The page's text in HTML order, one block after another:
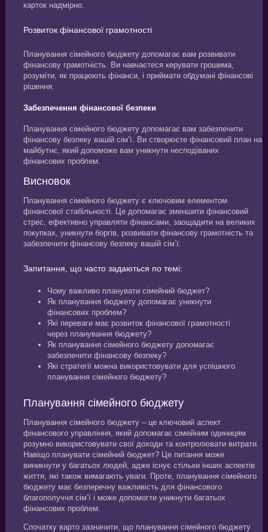
карток надмірно.
Розвиток фінансової грамотності
Планування сімейного бюджету допомагає вам розвивати
фінансову грамотність. Ви навчаєтеся керувати грошима,
розуміти, як працюють фінанси, і приймати обдумані фінансові
рішення.
Забезпечення фінансової безпеки
Планування сімейного бюджету допомагає вам забезпечити
фінансову безпеку вашій сім’ї. Ви створюєте фінансовий план на
майбутнє, який допоможе вам уникнути несподіваних
фінансових проблем.
Висновок
Планування сімейного бюджету є ключовим елементом
фінансової стабільності. Це допомагає зменшити фінансовий
стрес, ефективно управляти фінансами, заощадити на великих
покупках, уникнути боргів, розвивати фінансову грамотність та
забезпечити фінансову безпеку вашій сім’ї.
Запитання, що часто задаються по темі:
Чому важливо планувати сімейний бюджет?
Як планування бюджету допомагає уникнути
фінансових проблем?
Які переваги має розвиток фінансової грамотності
через планування бюджету?
Як планування сімейного бюджету допомагає
забезпечити фінансову безпеку?
Які стратегії можна використовувати для успішного
планування сімейного бюджету?
Планування сімейного бюджету
Планування сімейного бюджету – це ключовий аспект
фінансового управління, який допомагає сімейним одиницям
розумно використовувати свої доходи та контролювати витрати.
Навіщо планувати сімейний бюджет? Це питання може
виникнути у багатьох людей, адже існує стільки інших аспектів
життя, які також вимагають уваги. Проте, планування сімейного
бюджету має безперечну важливість для фінансового
благополуччя сім’ї і може допомогти уникнути багатьох
фінансових проблем.
Спочатку варто зазначити, що планування сімейного бюджету